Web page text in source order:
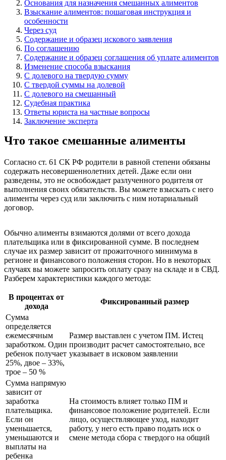
Основания для назначения смешанных алиментов
Взыскание алиментов: пошаговая инструкция и
особенности
Через суд
Содержание и образец искового заявления
По соглашению
Содержание и образец соглашения об уплате алиментов
Изменение способа взыскания
С долевого на твердую сумму
С твердой суммы на долевой
С долевого на смешанный
Судебная практика
Ответы юриста на частные вопросы
Заключение эксперта
Что такое смешанные алименты
Согласно ст. 61 СК РФ родители в равной степени обязаны
содержать несовершеннолетних детей. Даже если они
разведены, это не освобождает разлученного родителя от
выполнения своих обязательств. Вы можете взыскать с него
алименты через суд или заключить с ним нотариальный
договор.
Обычно алименты взимаются долями от всего дохода
плательщика или в фиксированной сумме. В последнем
случае их размер зависит от прожиточного минимума в
регионе и финансового положения сторон. Но в некоторых
случаях вы можете запросить оплату сразу на складе и в СВД.
Разберем характеристики каждого метода:
В процентах от
дохода
Фиксированный размер
Сумма
определяется
ежемесячным
заработком. Один
ребенок получает
25%, двое – 33%,
трое – 50 %
Размер выставлен с учетом ПМ. Истец
производит расчет самостоятельно, все
указывает в исковом заявлении
Сумма напрямую
зависит от
заработка
плательщика.
Если он
уменьшается,
уменьшаются и
выплаты на
ребенка
На стоимость влияет только ПМ и
финансовое положение родителей. Если
лицо, осуществляющее уход, находит
работу, у него есть право подать иск о
смене метода сбора с твердого на общий